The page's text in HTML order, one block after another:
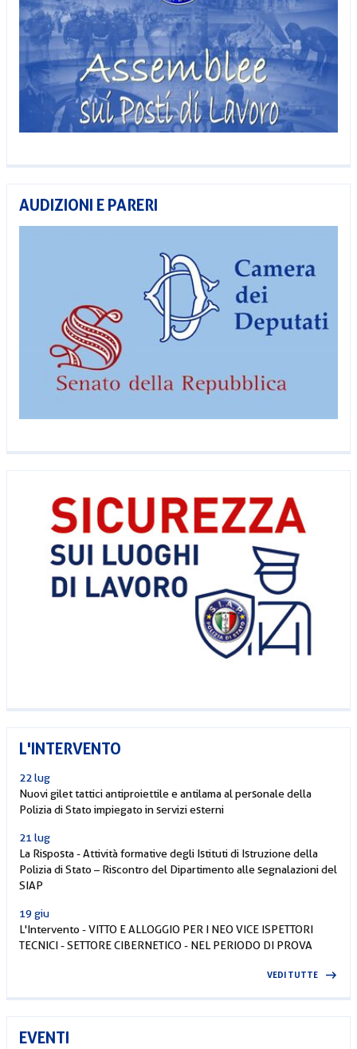
AUDIZIONI E PARERI
L'INTERVENTO
22 lug
Nuovi gilet tattici antiproiettile e antilama al personale della
Polizia di Stato impiegato in servizi esterni
21 lug
La Risposta - Attività formative degli Istituti di Istruzione della
Polizia di Stato – Riscontro del Dipartimento alle segnalazioni del
SIAP
19 giu
L'Intervento - VITTO E ALLOGGIO PER I NEO VICE ISPETTORI
TECNICI - SETTORE CIBERNETICO - NEL PERIODO DI PROVA
VEDI TUTTE
EVENTI